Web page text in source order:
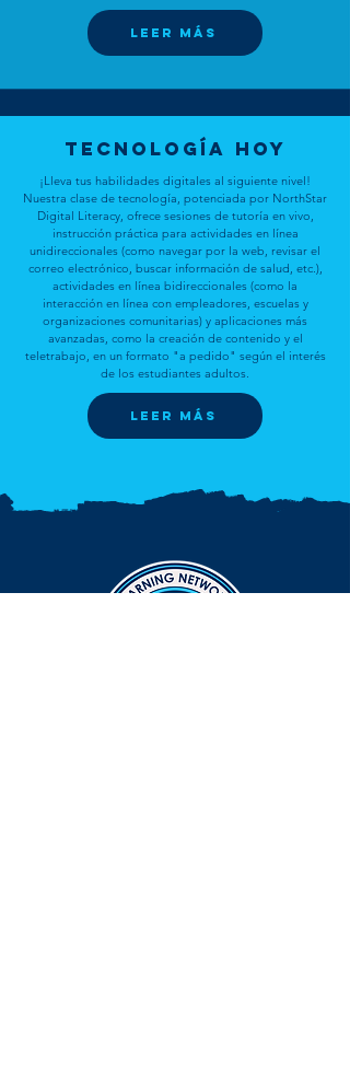
leer más
tecnología hoy
¡Lleva tus habilidades digitales al siguiente nivel!
Nuestra clase de tecnología, potenciada por NorthStar
Digital Literacy, ofrece sesiones de tutoría en vivo,
instrucción práctica para actividades en línea
unidireccionales (como navegar por la web, revisar el
correo electrónico, buscar información de salud, etc.),
actividades en línea bidireccionales (como la
interacción en línea con empleadores, escuelas y
organizaciones comunitarias) y aplicaciones más
avanzadas, como la creación de contenido y el
teletrabajo, en un formato "a pedido" según el interés
de los estudiantes adultos.
leer más